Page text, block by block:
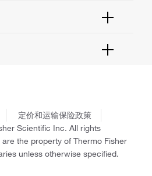
定价和运输保险政策
Scientific Inc. All rights
the property of Thermo Fisher
unless otherwise specified.